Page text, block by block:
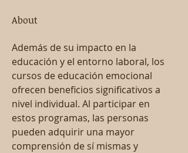
About
Además de su impacto en la
educación y el entorno laboral, los
cursos de educación emocional
ofrecen beneficios significativos a
nivel individual. Al participar en
estos programas, las personas
pueden adquirir una mayor
comprensión de sí mismas y